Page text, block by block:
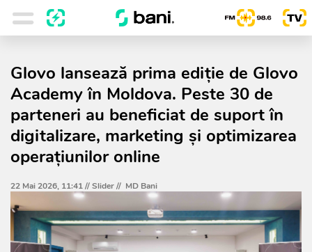
Glovo lansează prima ediție de Glovo
Academy în Moldova. Peste 30 de
parteneri au beneficiat de suport în
digitalizare, marketing și optimizarea
operațiunilor online
22 Mai 2026, 11:41 //Slider// MD Bani